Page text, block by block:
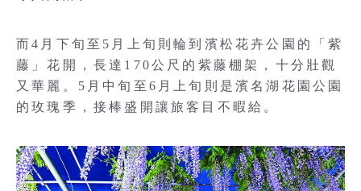
而4月下旬至5月上旬則輪到濱松花卉公園的「紫
藤」花開，長達170公尺的紫藤棚架，十分壯觀
又華麗。5月中旬至6月上旬則是濱名湖花園公園
的玫瑰季，接棒盛開讓旅客目不暇給。